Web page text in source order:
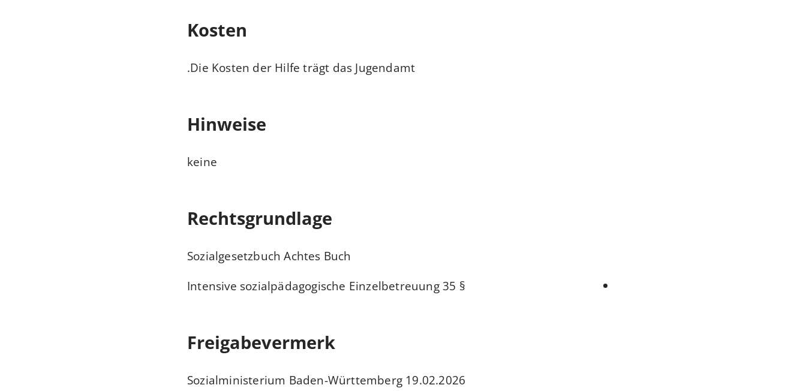
Kosten
Die Kosten der Hilfe trägt das Jugendamt.
Hinweise
keine
Rechtsgrundlage
Sozialgesetzbuch Achtes Buch
§ 35
Intensive sozialpädagogische Einzelbetreuung
Freigabevermerk
19.02.2026 Sozialministerium Baden-Württemberg